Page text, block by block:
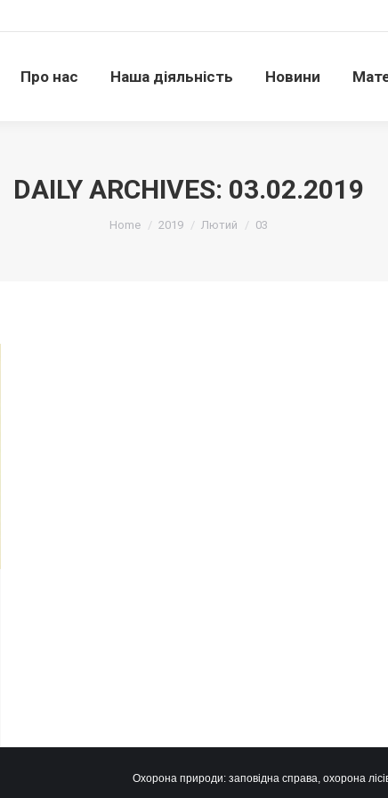
Про нас Наша діяльність Новини
DAILY ARCHIVES: 03.02.2019
Home 2019 Лютий 03
Охорона природи: заповідна справа, охорона
Про нас Наша діяльність Новини